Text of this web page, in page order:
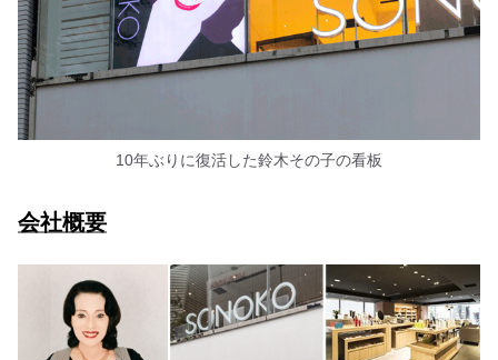
10年ぶりに復活した鈴木その子の看板
会社概要